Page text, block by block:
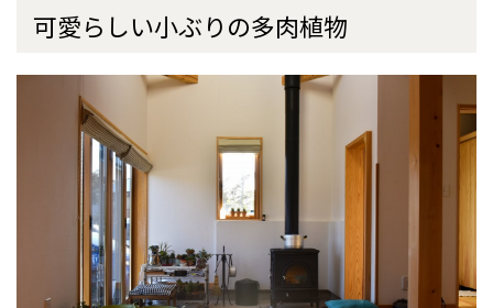
可愛らしい小ぶりの多肉植物